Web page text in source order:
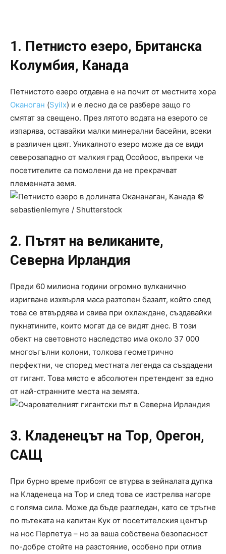
1. Петнисто езеро, Британска
Колумбия, Канада
Петнистото езеро отдавна е на почит от местните хора
Оканоган (Syilx) и е лесно да се разбере защо го
смятат за свещено. През лятото водата на езерото се
изпарява, оставайки малки минерални басейни, всеки
в различен цвят. Уникалното езеро може да се види
северозападно от малкия град Осойоос, въпреки че
посетителите са помолени да не прекрачват
племенната земя.
2. Пътят на великаните,
Северна Ирландия
Преди 60 милиона години огромно вулканично
изригване изхвърля маса разтопен базалт, който след
това се втвърдява и свива при охлаждане, създавайки
пукнатините, които могат да се видят днес. В този
обект на световното наследство има около 37 000
многоъгълни колони, толкова геометрично
перфектни, че според местната легенда са създадени
от гигант. Това място е абсолютен претендент за едно
от най-странните места на земята.
3. Кладенецът на Тор, Орегон,
САЩ
При бурно време прибоят се втурва в зейналата дупка
на Кладенеца на Тор и след това се изстрелва нагоре
с голяма сила. Може да бъде разгледан, като се тръгне
по пътеката на капитан Кук от посетителския център
на нос Перпетуа – но за ваша собствена безопасност
по-добре стойте на разстояние, особено при отлив